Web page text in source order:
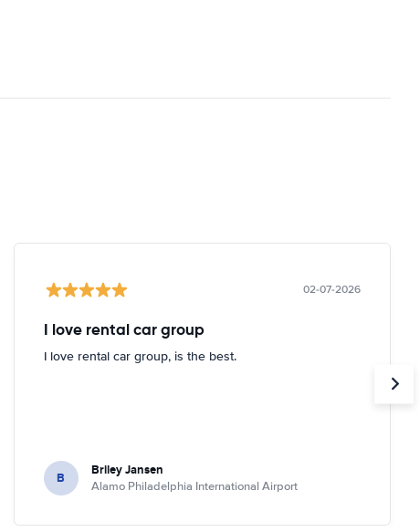
02-07-2026
I love rental car group
I love rental car group, is the best.
B Briley Jansen
Alamo Philadelphia International Airport